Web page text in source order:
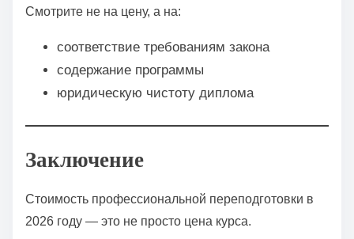
Смотрите не на цену, а на:
соответствие требованиям закона
содержание программы
юридическую чистоту диплома
Заключение
Стоимость профессиональной переподготовки в
2026 году — это не просто цена курса.